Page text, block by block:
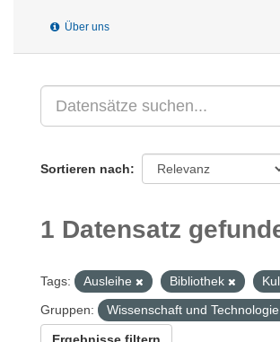
Über uns
Sortieren nach
1 Datensatz
Tags: Ausleihe Bibliothek
Gruppen:
Wissenschaft und Technologie